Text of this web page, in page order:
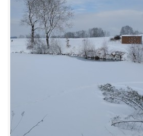
© 2026 eStránky.cz